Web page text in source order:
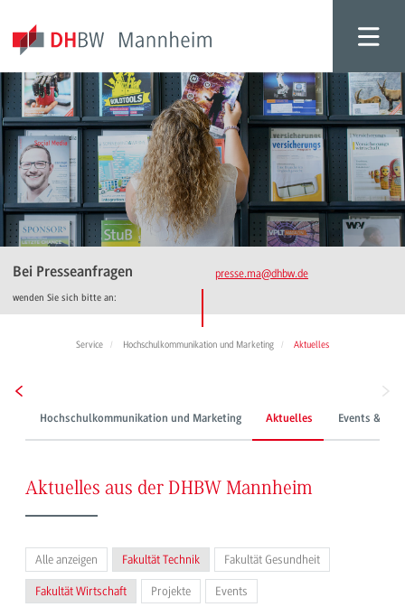
Bei Presseanfragen
wenden Sie sich bitte an:
presse.ma@dhbw.de
Service Hochschulkommunikation und Marketing Aktuelles
Hochschulkommunikation und Marketing Aktuelles Events &
Aktuelles aus der DHBW Mannheim
Alle anzeigen Fakultät Technik Fakultät Gesundheit
Fakultät Wirtschaft Projekte Events